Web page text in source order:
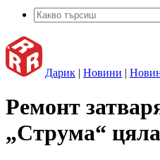
Дарик | Новини |
Ремонт
„Струма“